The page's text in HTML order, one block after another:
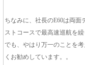
ちなみに、社長のE60は両
ストコースで最高速巡航を
でも、やはり万一のことを
くお勧めしています。。